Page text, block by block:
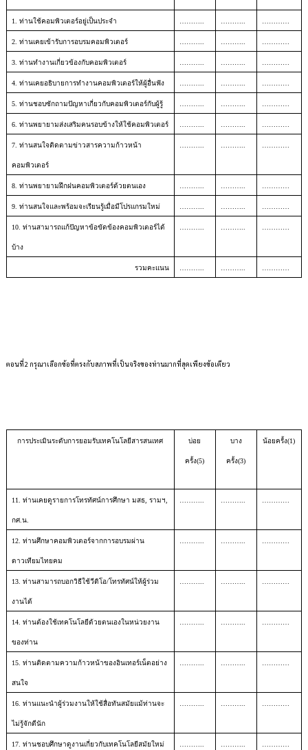
1. ท่านใช้คอมพิวเตอร์อยู่เป็นประจำ ……….. ……….. …………
2. ท่านเคยเข้ารับการอบรมคอมพิวเตอร์ ……….. ……….. …………
3. ท่านทำงานเกี่ยวข้องกับคอมพิวเตอร์ ……….. ……….. …………
4. ท่านเคยอธิบายการทำงานคอมพิวเตอร์ให้ผู้อื่นฟัง ……….. ……….. …………
5. ท่านชอบซักถามปัญหาเกี่ยวกับคอมพิวเตอร์กับผู้รู้ ……….. ……….. …………
6. ท่านพยายามส่งเสริมคนรอบข้างให้ใช้คอมพิวเตอร์ ……….. ……….. …………
7. ท่านสนใจติดตามข่าวสารความก้าวหน้า
คอมพิวเตอร์
……….. ……….. …………
8. ท่านพยายามฝึกฝนคอมพิวเตอร์ด้วยตนเอง ……….. ……….. …………
9. ท่านสนใจและพร้อมจะเรียนรู้เมื่อมีโปรแกรมใหม่ ……….. ……….. …………
10. ท่านสามารถแก้ปัญหาข้อขัดข้องคอมพิวเตอร์ได้
บ้าง
……….. ……….. …………
รวมคะแนน ……….. ……….. …………
ตอนที่2 กรุณาเลือกข้อที่ตรงกับสภาพที่เป็นจริงของท่านมากที่สุดเพียงข้อเดียว
การประเมินระดับการยอมรับเทคโนโลยีสารสนเทศ บ่อย
ครั้ง(5)
บาง
ครั้ง(3)
น้อยครั้ง(1)
11. ท่านเคยดูรายการโทรทัศน์การศึกษา มสธ, รามฯ,
กศ.น.
……….. ……….. …………
12. ท่านศึกษาคอมพิวเตอร์จากการอบรมผ่าน
ดาวเทียมไทยคม
……….. ……….. …………
13. ท่านสามารถบอกวิธีใช้วีดิโอ/โทรทัศน์ให้ผู้ร่วม
งานได้
……….. ……….. …………
14. ท่านต้องใช้เทคโนโลยีด้วยตนเองในหน่วยงาน
ของท่าน
……….. ……….. …………
15. ท่านติดตามความก้าวหน้าของอินเทอร์เน็ตอย่าง
สนใจ
……….. ……….. …………
16. ท่านแนะนำผู้ร่วมงานให้ใช้สื่อทันสมัยแม้ท่านจะ
ไม่รู้จักดีนัก
……….. ……….. …………
17. ท่านชอบศึกษาดูงานเกี่ยวกับเทคโนโลยีสมัยใหม่ ……….. ……….. …………